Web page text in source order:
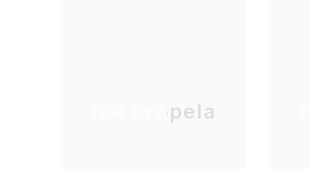
HM Propela